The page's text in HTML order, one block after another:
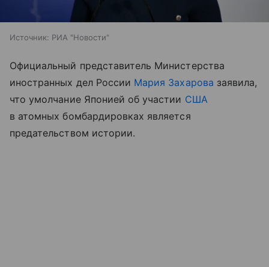
Источник: РИА "Новости"
Официальный представитель Министерства
иностранных дел России Мария Захарова заявила,
что умолчание Японией об участии США
в атомных бомбардировках является
предательством истории.